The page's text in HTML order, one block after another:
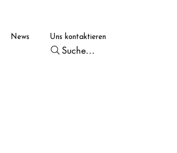
News Uns kontaktieren
Suche...